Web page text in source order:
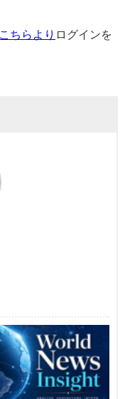
こちらより ログインを